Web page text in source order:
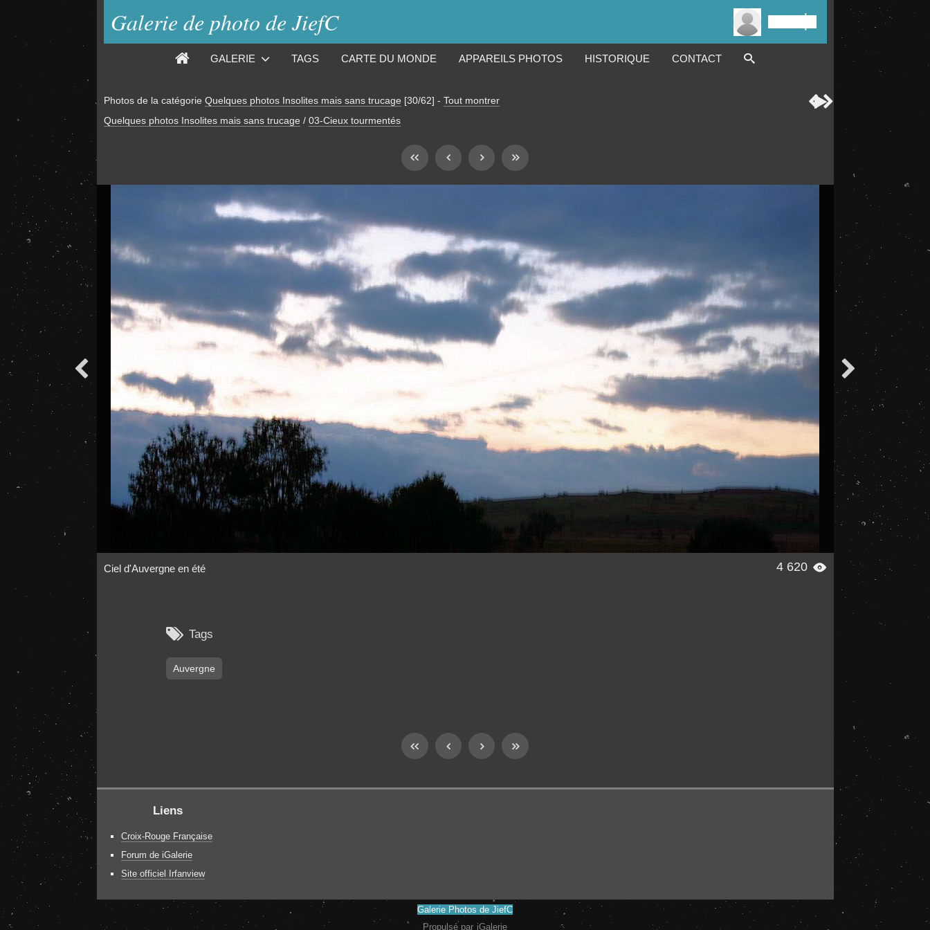
Galerie de photo de JiefC
GALERIE TAGS CARTE DU MONDE APPAREILS PHOTOS HISTORIQUE CONTACT
Photos de la catégorie Quelques photos Insolites mais sans trucage [30/62] - Tout montrer
Quelques photos Insolites mais sans trucage / 03-Cieux tourmentés

 
4 620 
Ciel d'Auvergne en été
 Tags
Auvergne
Liens
Croix-Rouge Française
Forum de iGalerie
Site officiel Irfanview
Galerie Photos de JiefC
Propulsé par iGalerie